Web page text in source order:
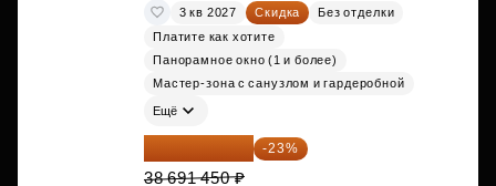
3 кв 2027 Скидка
Без отделки
Платите как хотите
Панорамное окно (1 и более)
Мастер-зона с санузлом и гардеробной
Ещё
29 792 417 ₽ -23%
38 691 450 ₽